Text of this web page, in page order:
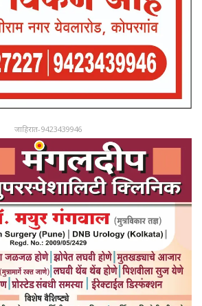
जाहिरात-9423439946